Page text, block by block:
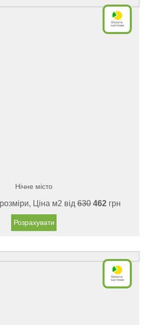
Нічне місто
розміри, Ціна м2 від 630 462 грн
Розрахувати